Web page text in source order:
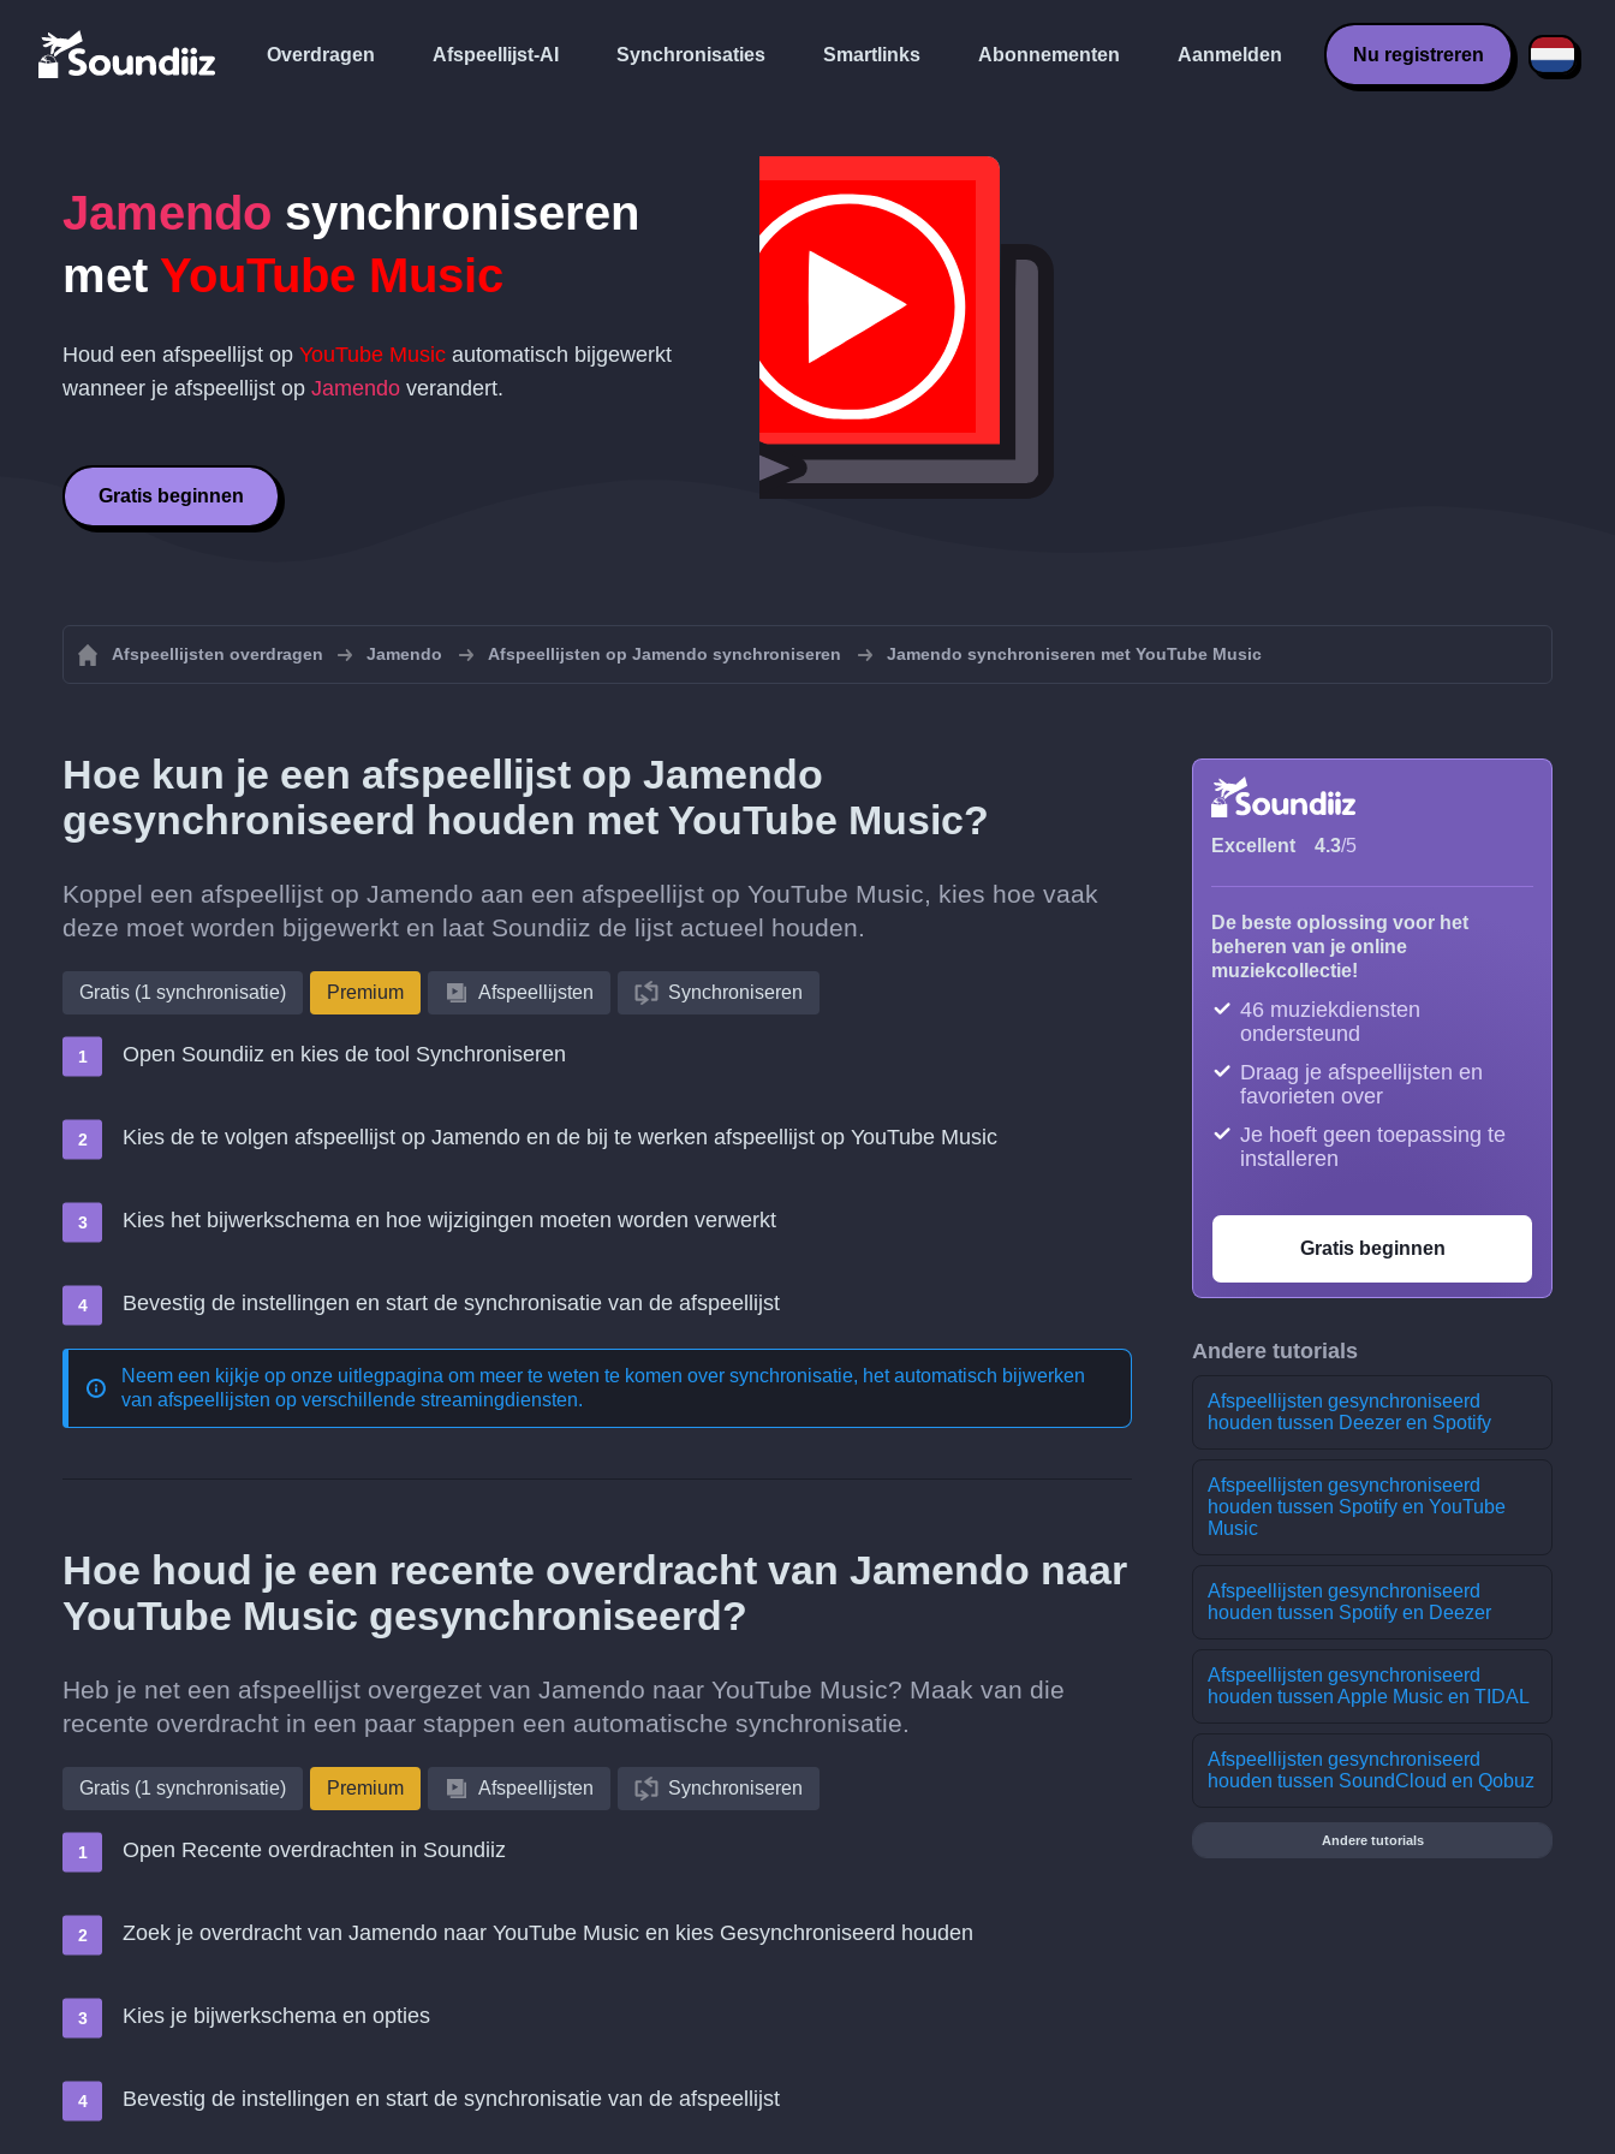
Overdragen Afspeellijst-AI Synchronisaties Smartlinks Abonnementen Aanmelden Nu registreren
Jamendo synchroniseren
met YouTube Music
Houd een afspeellijst op YouTube Music automatisch bijgewerkt
wanneer je afspeellijst op Jamendo verandert.
Gratis beginnen
Afspeellijsten overdragen Jamendo Afspeellijsten op Jamendo synchroniseren Jamendo synchroniseren met YouTube Music
Hoe kun je een afspeellijst op Jamendo
gesynchroniseerd houden met YouTube Music?
Koppel een afspeellijst op Jamendo aan een afspeellijst op YouTube Music, kies hoe vaak
deze moet worden bijgewerkt en laat Soundiiz de lijst actueel houden.
Gratis (1 synchronisatie) Premium Afspeellijsten Synchroniseren
Open Soundiiz en kies de tool Synchroniseren
Kies de te volgen afspeellijst op Jamendo en de bij te werken afspeellijst op YouTube Music
Kies het bijwerkschema en hoe wijzigingen moeten worden verwerkt
Bevestig de instellingen en start de synchronisatie van de afspeellijst
Neem een kijkje op onze uitlegpagina om meer te weten te komen over synchronisatie, het automatisch bijwerken
van afspeellijsten op verschillende streamingdiensten.
Hoe houd je een recente overdracht van Jamendo naar
YouTube Music gesynchroniseerd?
Heb je net een afspeellijst overgezet van Jamendo naar YouTube Music? Maak van die
recente overdracht in een paar stappen een automatische synchronisatie.
Gratis (1 synchronisatie) Premium Afspeellijsten Synchroniseren
Open Recente overdrachten in Soundiiz
Zoek je overdracht van Jamendo naar YouTube Music en kies Gesynchroniseerd houden
Kies je bijwerkschema en opties
Bevestig de instellingen en start de synchronisatie van de afspeellijst
Excellent 4.3/5
De beste oplossing voor het
beheren van je online
muziekcollectie!
46 muziekdiensten
ondersteund
Draag je afspeellijsten en
favorieten over
Je hoeft geen toepassing te
installeren
Gratis beginnen
Andere tutorials
Afspeellijsten gesynchroniseerd
houden tussen Deezer en Spotify
Afspeellijsten gesynchroniseerd
houden tussen Spotify en YouTube
Music
Afspeellijsten gesynchroniseerd
houden tussen Spotify en Deezer
Afspeellijsten gesynchroniseerd
houden tussen Apple Music en TIDAL
Afspeellijsten gesynchroniseerd
houden tussen SoundCloud en Qobuz
Andere tutorials